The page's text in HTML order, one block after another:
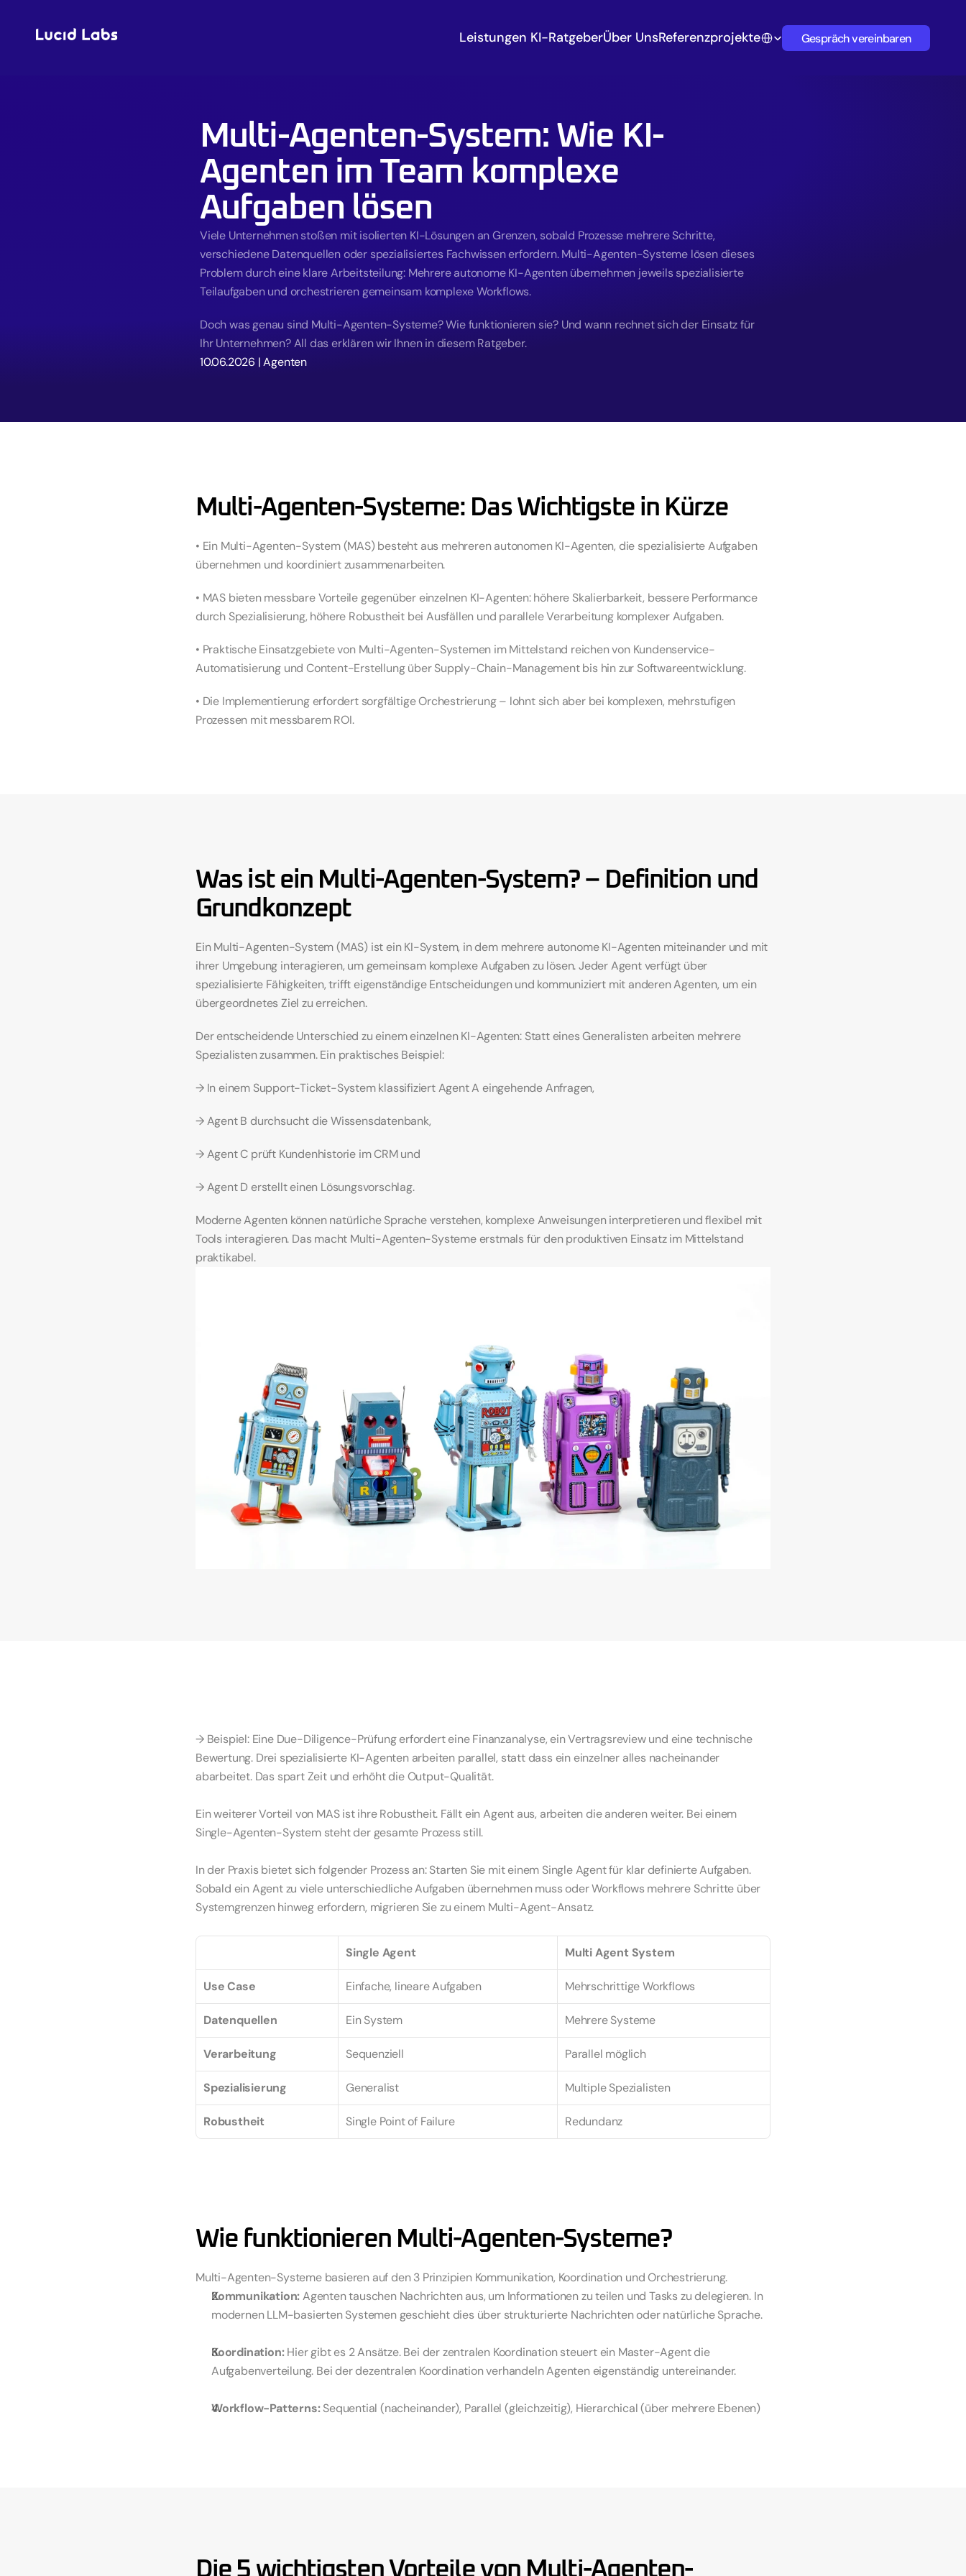
Leistungen KI-RatgeberÜber UnsReferenzprojekteSelect LanguageGespräch vereinbaren
Multi-Agenten-System: Wie KI-
Agenten im Team komplexe
Aufgaben lösen
Viele Unternehmen stoßen mit isolierten KI-Lösungen an Grenzen, sobald Prozesse mehrere Schritte,
verschiedene Datenquellen oder spezialisiertes Fachwissen erfordern. Multi-Agenten-Systeme lösen dieses
Problem durch eine klare Arbeitsteilung: Mehrere autonome KI-Agenten übernehmen jeweils spezialisierte
Teilaufgaben und orchestrieren gemeinsam komplexe Workflows.
Doch was genau sind Multi-Agenten-Systeme? Wie funktionieren sie? Und wann rechnet sich der Einsatz für
Ihr Unternehmen? All das erklären wir Ihnen in diesem Ratgeber.
10.06.2026 | Agenten
Multi-Agenten-Systeme: Das Wichtigste in Kürze
• Ein Multi-Agenten-System (MAS) besteht aus mehreren autonomen KI-Agenten, die spezialisierte Aufgaben
übernehmen und koordiniert zusammenarbeiten.
• MAS bieten messbare Vorteile gegenüber einzelnen KI-Agenten: höhere Skalierbarkeit, bessere Performance
durch Spezialisierung, höhere Robustheit bei Ausfällen und parallele Verarbeitung komplexer Aufgaben.
• Praktische Einsatzgebiete von Multi-Agenten-Systemen im Mittelstand reichen von Kundenservice-
Automatisierung und Content-Erstellung über Supply-Chain-Management bis hin zur Softwareentwicklung.
• Die Implementierung erfordert sorgfältige Orchestrierung – lohnt sich aber bei komplexen, mehrstufigen
Prozessen mit messbarem ROI.
Was ist ein Multi-Agenten-System? – Definition und
Grundkonzept
Ein Multi-Agenten-System (MAS) ist ein KI-System, in dem mehrere autonome KI-Agenten miteinander und mit
ihrer Umgebung interagieren, um gemeinsam komplexe Aufgaben zu lösen. Jeder Agent verfügt über
spezialisierte Fähigkeiten, trifft eigenständige Entscheidungen und kommuniziert mit anderen Agenten, um ein
übergeordnetes Ziel zu erreichen.
Der entscheidende Unterschied zu einem einzelnen KI-Agenten: Statt eines Generalisten arbeiten mehrere
Spezialisten zusammen. Ein praktisches Beispiel:
→ In einem Support-Ticket-System klassifiziert Agent A eingehende Anfragen,
→ Agent B durchsucht die Wissensdatenbank,
→ Agent C prüft Kundenhistorie im CRM und
→ Agent D erstellt einen Lösungsvorschlag.
Moderne Agenten können natürliche Sprache verstehen, komplexe Anweisungen interpretieren und flexibel mit
Tools interagieren. Das macht Multi-Agenten-Systeme erstmals für den produktiven Einsatz im Mittelstand
praktikabel.
Single Agent vs. Multi Agent System – Der
Unterschied
Die zentrale Frage lautet: Wann reicht ein einzelner KI-Agent aus, wann brauchen Sie mehrere? Wir geben Ihnen
eine Übersicht:
→ Beispiel: Eine Due-Diligence-Prüfung erfordert eine Finanzanalyse, ein Vertragsreview und eine technische
Bewertung. Drei spezialisierte KI-Agenten arbeiten parallel, statt dass ein einzelner alles nacheinander
abarbeitet. Das spart Zeit und erhöht die Output-Qualität.
Ein weiterer Vorteil von MAS ist ihre Robustheit. Fällt ein Agent aus, arbeiten die anderen weiter. Bei einem
Single-Agenten-System steht der gesamte Prozess still.
In der Praxis bietet sich folgender Prozess an: Starten Sie mit einem Single Agent für klar definierte Aufgaben.
Sobald ein Agent zu viele unterschiedliche Aufgaben übernehmen muss oder Workflows mehrere Schritte über
Systemgrenzen hinweg erfordern, migrieren Sie zu einem Multi-Agent-Ansatz.
Single Agent Multi Agent System
Use Case Einfache, lineare Aufgaben Mehrschrittige Workflows
Datenquellen Ein System Mehrere Systeme
Verarbeitung Sequenziell Parallel möglich
Spezialisierung Generalist Multiple Spezialisten
Robustheit Single Point of Failure Redundanz
Wie funktionieren Multi-Agenten-Systeme?
Multi-Agenten-Systeme basieren auf den 3 Prinzipien Kommunikation, Koordination und Orchestrierung.
Kommunikation: Agenten tauschen Nachrichten aus, um Informationen zu teilen und Tasks zu delegieren. In
modernen LLM-basierten Systemen geschieht dies über strukturierte Nachrichten oder natürliche Sprache.
Koordination: Hier gibt es 2 Ansätze. Bei der zentralen Koordination steuert ein Master-Agent die
Aufgabenverteilung. Bei der dezentralen Koordination verhandeln Agenten eigenständig untereinander.
Workflow-Patterns: Sequential (nacheinander), Parallel (gleichzeitig), Hierarchical (über mehrere Ebenen)
Die 5 wichtigsten Vorteile von Multi-Agenten-